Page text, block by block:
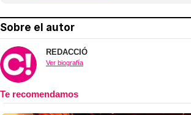
Sobre el autor
REDACCIÓ
Ver biografía